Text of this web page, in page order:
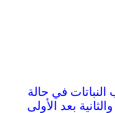
في حالة
بعد الأولى